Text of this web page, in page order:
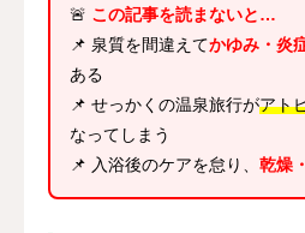
🚨 この記事を読まないと…
📌 泉質を間違えてかゆみ・炎
ある
📌 せっかくの温泉旅行がアト
なってしまう
📌 入浴後のケアを怠り、 乾燥